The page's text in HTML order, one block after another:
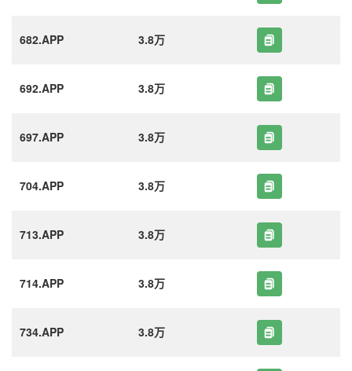
682.APP 3.8万
692.APP 3.8万
697.APP 3.8万
704.APP 3.8万
713.APP 3.8万
714.APP 3.8万
734.APP 3.8万